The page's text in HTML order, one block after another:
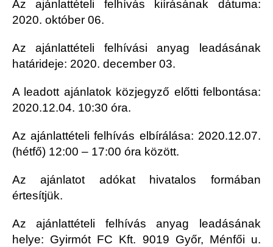
Az ajánlattételi felhívás kiírásának dátuma:
2020. október 06.
Az ajánlattételi felhívási anyag leadásának
határideje: 2020. december 03.
A leadott ajánlatok közjegyző előtti felbontása:
2020.12.04. 10:30 óra.
Az ajánlattételi felhívás elbírálása: 2020.12.07.
(hétfő) 12:00 – 17:00 óra között.
Az ajánlatot adókat hivatalos formában
értesítjük.
Az ajánlattételi felhívás anyag leadásának
helye: Gyirmót FC Kft. 9019 Győr, Ménfői u.